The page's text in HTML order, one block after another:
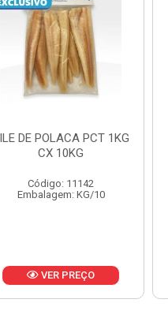
LINGUICA CALABRESA
PERDIGAO CX 18KG
Código: 11238
Embalagem: KG/4,5
VER PREÇO